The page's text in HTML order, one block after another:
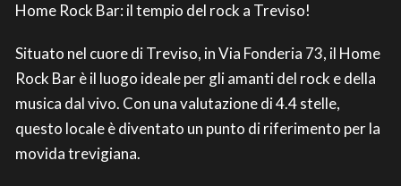
Home Rock Bar: il tempio del rock a Treviso!
Situato nel cuore di Treviso, in Via Fonderia 73, il Home
Rock Bar è il luogo ideale per gli amanti del rock e della
musica dal vivo. Con una valutazione di 4.4 stelle,
questo locale è diventato un punto di riferimento per la
movida trevigiana.